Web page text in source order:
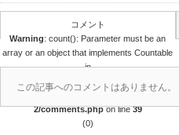
コメント
Warning: count(): Parameter must be an
array or an object that implements Countable
in
/home/r4688280/public_html/takedataro.c
2/comments.phpon line39
(0)
この記事へのコメントはありません。